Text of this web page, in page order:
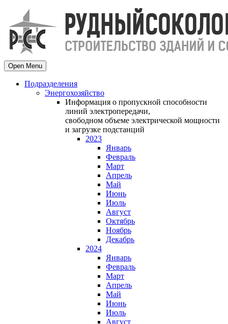
Open Menu
Подразделения
Энергохозяйство
Информация о пропускной способности
линий электропередачи,
свободном объеме электрической мощности
и загрузке подстанций
2023
Январь
Февраль
Март
Апрель
Май
Июнь
Июль
Август
Октябрь
Ноябрь
Декабрь
2024
Январь
Февраль
Март
Апрель
Май
Июнь
Июль
Август